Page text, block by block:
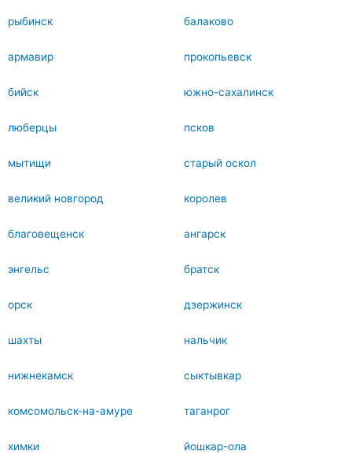
рыбинск балаково
армавир прокопьевск
бийск южно-сахалинск
люберцы псков
мытищи старый оскол
великий новгород королев
благовещенск ангарск
энгельс братск
орск дзержинск
шахты нальчик
нижнекамск сыктывкар
комсомольск-на-амуре таганрог
химки йошкар-ола